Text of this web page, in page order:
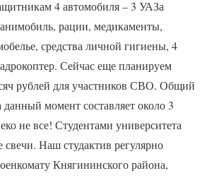
4 автомобиля – 3 УАЗа
рации, медикаменты,
средства личной гигиены, 4
Сейчас еще планируем
рублей для участников СВО. Общий
момент составляет около 3
не все! Студентами университета
Наш студактив регулярно
Княгининского района,